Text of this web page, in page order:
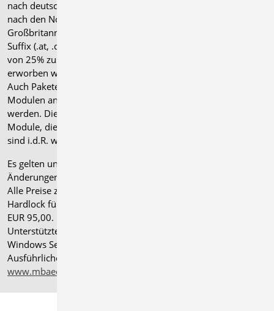
nach deutschen Normgrundlagen (".de"). Module, die auch
nach den Normen für Österreich, Schweiz, Italien und
Großbritannien verfügbar sind, tragen ein entsprechendes
Suffix (.at, .ch, .it bzw. .uk) und können gegen einen Aufpreis
von 25% zusammen mit dem jeweiligen ".de"-Modul
erworben werden.
Auch Pakete können gegen einen Aufpreis von 25% mit
Modulen anderer Normen (.at, .ch, .it bzw. .uk) erweitert
werden. Die Paketerweiterung umfasst alle entsprechenden
Module, die zum Zeitpunkt des Kaufs verfügbar sind. Das
sind i.d.R. weniger Module als nach deutscher Norm.
Es gelten unsere
Änderungen und Irrtümer vorbehalten.
Alle Preise zzgl. Versandkosten und gesetzlicher MwSt.
Hardlock für Einzelplatzlizenz, je Arbeitsplatz erforderlich
EUR 95,00. Folgelizenz-/Netzwerkbedingungen auf Anfrage.
Unterstützte Betriebssysteme: Windows
Windows Server 2025 mit Windows Terminal Server.
Ausführliche Informationen auf
www.mbaec.de/service/systemvoraussetzungen